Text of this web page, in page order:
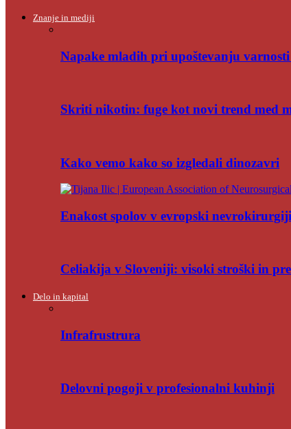
Znanje in mediji
Napake mladih pri upoštevanju varnosti
Skriti nikotin: fuge kot novi trend med
Kako vemo kako so izgledali dinozavri
Enakost spolov v evropski
Celiakija v Sloveniji: visoki stroški in
Delo in kapital
Infrafrustrura
Delovni pogoji v profesionalni kuhinji